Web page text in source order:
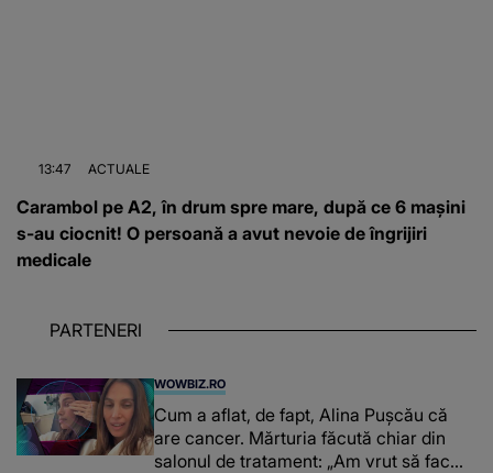
13:47 ACTUALE
Carambol pe A2, în drum spre mare, după ce 6 mașini
s-au ciocnit! O persoană a avut nevoie de îngrijiri
medicale
PARTENERI
WOWBIZ.RO
Cum a aflat, de fapt, Alina Pușcău că
are cancer. Mărturia făcută chiar din
salonul de tratament: „Am vrut să fac